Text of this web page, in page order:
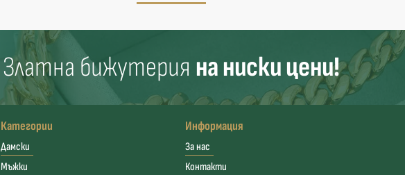
Златна бижутерия на ниски цени!
Категории
Дамски
Мъжки
Информация
За нас
Контакти